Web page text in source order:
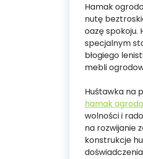
Hamak
nutę
oazę spokoju.
specjalnym
błogiego
mebli
Huśtawka na
hamak
wolności i
na rozwijanie
konstrukcje